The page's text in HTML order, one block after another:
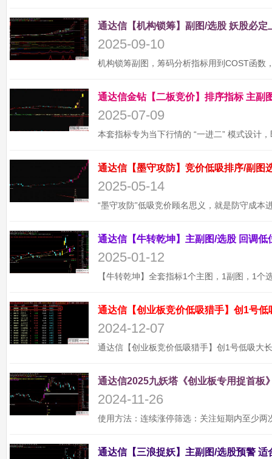
2025-09-10
2025-07-09
2025-05-14
2025-01-12
通达信【创业板竞价低吸猎手】创1号
2024-12-07
通达信2025九妖塔《创业板专用捉首板
2024-11-26